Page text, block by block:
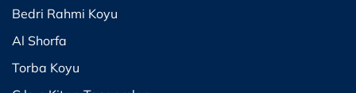
Bedri Rahmi Koyu
Al Shorfa
Torba Koyu